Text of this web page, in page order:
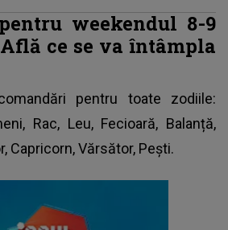
weekendul 8-9
ce se va întâmpla
pentru toate zodiile:
Rac, Leu, Fecioară, Balanță,
Capricorn, Vărsător, Pești.